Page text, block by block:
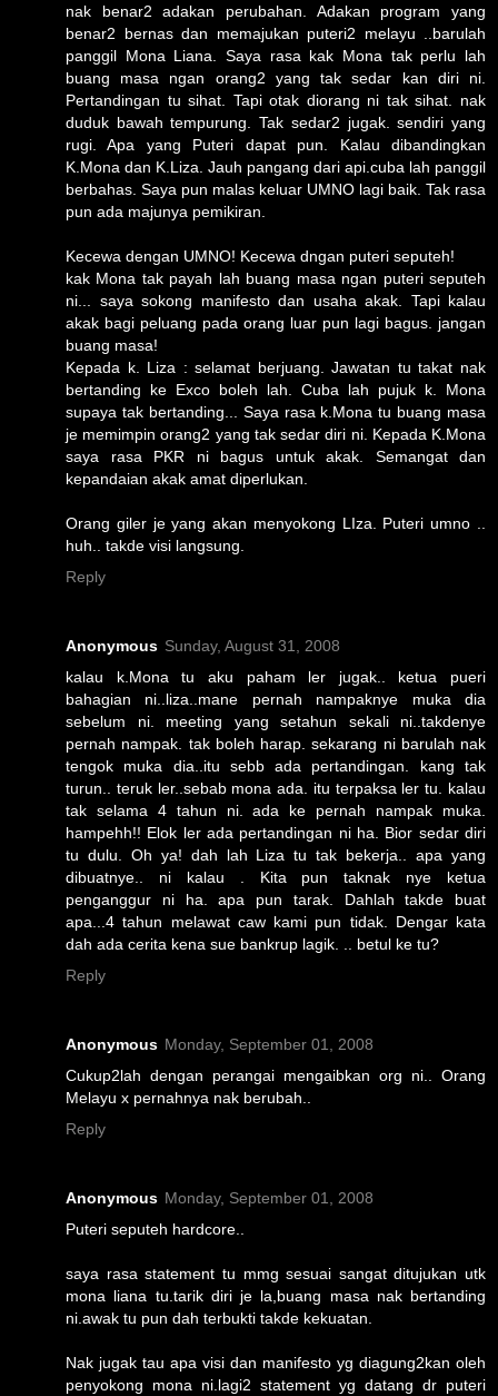
nak benar2 adakan perubahan. Adakan program yang
benar2 bernas dan memajukan puteri2 melayu ..barulah
panggil Mona Liana. Saya rasa kak Mona tak perlu lah
buang masa ngan orang2 yang tak sedar kan diri ni.
Pertandingan tu sihat. Tapi otak diorang ni tak sihat. nak
duduk bawah tempurung. Tak sedar2 jugak. sendiri yang
rugi. Apa yang Puteri dapat pun. Kalau dibandingkan
K.Mona dan K.Liza. Jauh pangang dari api.cuba lah panggil
berbahas. Saya pun malas keluar UMNO lagi baik. Tak rasa
pun ada majunya pemikiran.
Kecewa dengan UMNO! Kecewa dngan puteri seputeh!
kak Mona tak payah lah buang masa ngan puteri seputeh
ni... saya sokong manifesto dan usaha akak. Tapi kalau
akak bagi peluang pada orang luar pun lagi bagus. jangan
buang masa!
Kepada k. Liza : selamat berjuang. Jawatan tu takat nak
bertanding ke Exco boleh lah. Cuba lah pujuk k. Mona
supaya tak bertanding... Saya rasa k.Mona tu buang masa
je memimpin orang2 yang tak sedar diri ni. Kepada K.Mona
saya rasa PKR ni bagus untuk akak. Semangat dan
kepandaian akak amat diperlukan.
Orang giler je yang akan menyokong LIza. Puteri umno ..
huh.. takde visi langsung.
Reply
Anonymous Sunday, August 31, 2008
kalau k.Mona tu aku paham ler jugak.. ketua pueri
bahagian ni..liza..mane pernah nampaknye muka dia
sebelum ni. meeting yang setahun sekali ni..takdenye
pernah nampak. tak boleh harap. sekarang ni barulah nak
tengok muka dia..itu sebb ada pertandingan. kang tak
turun.. teruk ler..sebab mona ada. itu terpaksa ler tu. kalau
tak selama 4 tahun ni. ada ke pernah nampak muka.
hampehh!! Elok ler ada pertandingan ni ha. Bior sedar diri
tu dulu. Oh ya! dah lah Liza tu tak bekerja.. apa yang
dibuatnye.. ni kalau . Kita pun taknak nye ketua
penganggur ni ha. apa pun tarak. Dahlah takde buat
apa...4 tahun melawat caw kami pun tidak. Dengar kata
dah ada cerita kena sue bankrup lagik. .. betul ke tu?
Reply
Anonymous Monday, September 01, 2008
Cukup2lah dengan perangai mengaibkan org ni.. Orang
Melayu x pernahnya nak berubah..
Reply
Anonymous Monday, September 01, 2008
Puteri seputeh hardcore..
saya rasa statement tu mmg sesuai sangat ditujukan utk
mona liana tu.tarik diri je la,buang masa nak bertanding
ni.awak tu pun dah terbukti takde kekuatan.
Nak jugak tau apa visi dan manifesto yg diagung2kan oleh
penyokong mona ni.lagi2 statement yg datang dr puteri